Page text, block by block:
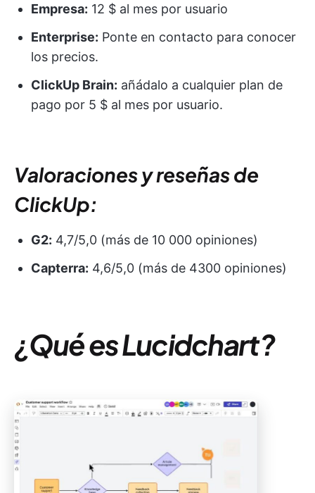
Empresa: 12 $ al mes por usuario
Enterprise: Ponte en contacto para conocer
los precios.
ClickUp Brain: añádalo a cualquier plan de
pago por 5 $ al mes por usuario.
Valoraciones y reseñas de
ClickUp:
G2: 4,7/5,0 (más de 10 000 opiniones)
Capterra: 4,6/5,0 (más de 4300 opiniones)
¿Qué es Lucidchart?